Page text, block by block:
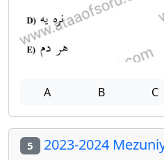
A B C
5 2023-2024